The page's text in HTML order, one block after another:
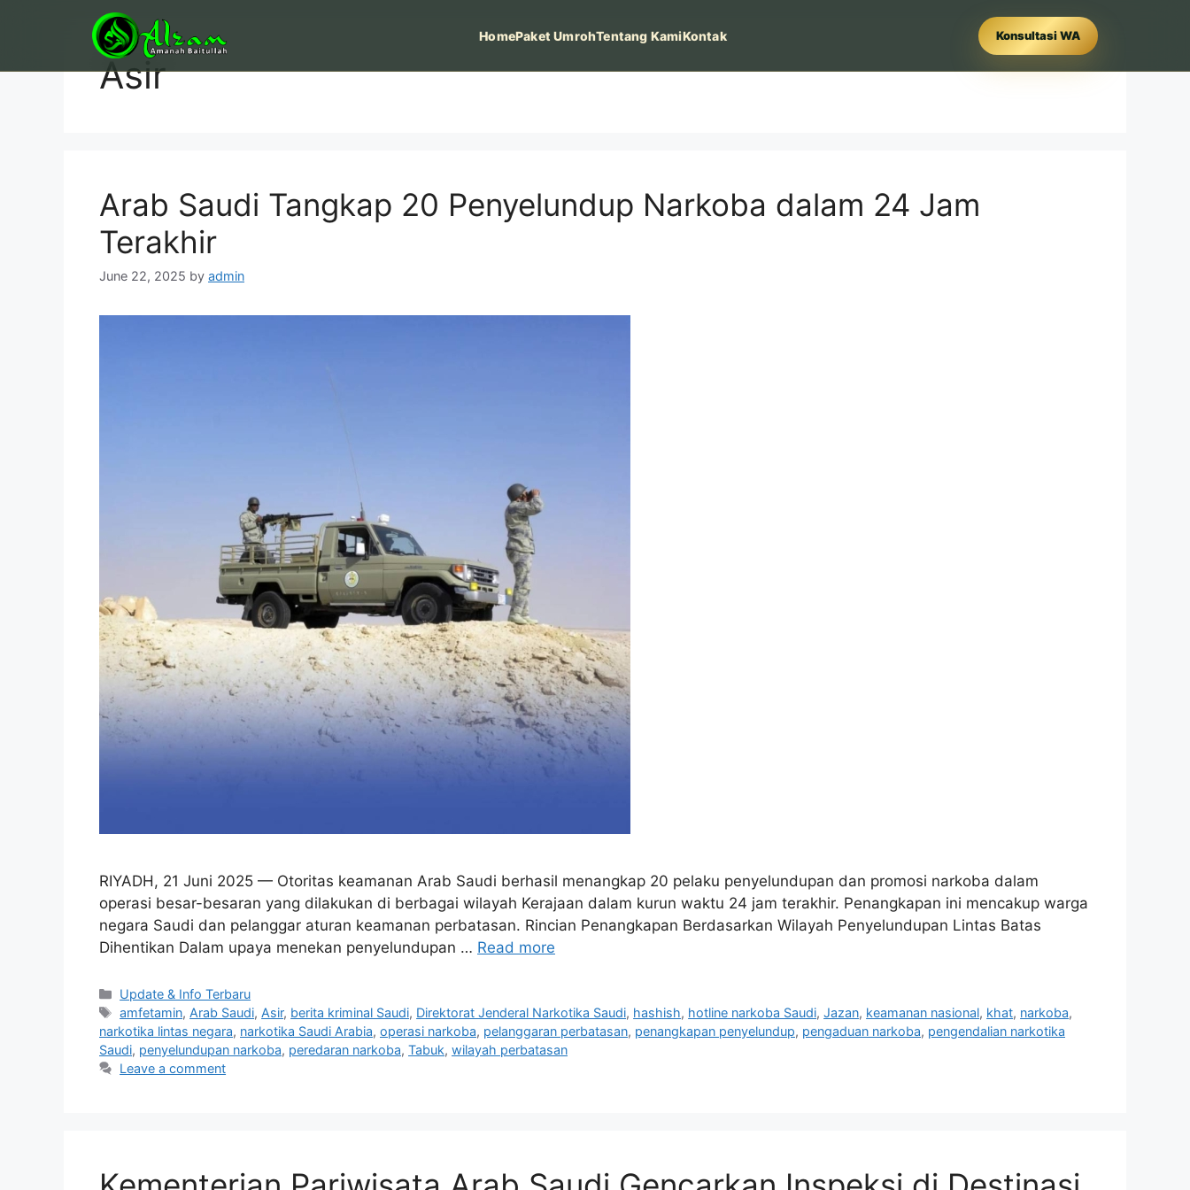
HomePaket UmrohTentang KamiKontak Konsultasi WA
Asir
Arab Saudi Tangkap 20 Penyelundup Narkoba dalam 24 Jam
Terakhir
June 22, 2025 by admin
RIYADH, 21 Juni 2025 — Otoritas keamanan Arab Saudi berhasil menangkap 20 pelaku penyelundupan dan promosi narkoba dalam
operasi besar-besaran yang dilakukan di berbagai wilayah Kerajaan dalam kurun waktu 24 jam terakhir. Penangkapan ini mencakup warga
negara Saudi dan pelanggar aturan keamanan perbatasan. Rincian Penangkapan Berdasarkan Wilayah Penyelundupan Lintas Batas
Dihentikan Dalam upaya menekan penyelundupan … Read more
Categories
Update & Info Terbaru
Tags
amfetamin, Arab Saudi, Asir, berita kriminal Saudi, Direktorat Jenderal Narkotika Saudi, hashish, hotline narkoba Saudi,Jazan, keamanan nasional, khat, narkoba,
narkotika lintas negara, narkotika Saudi Arabia, operasi narkoba, pelanggaran perbatasan, penangkapan penyelundup, pengaduan narkoba, pengendalian narkotika
Saudi, penyelundupan narkoba, peredaran narkoba, Tabuk, wilayah perbatasan
Leave a comment